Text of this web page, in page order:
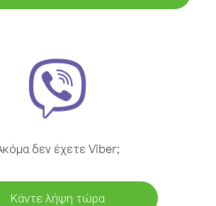
δεν έχετε Viber;
Κάντε λήψη τώρα